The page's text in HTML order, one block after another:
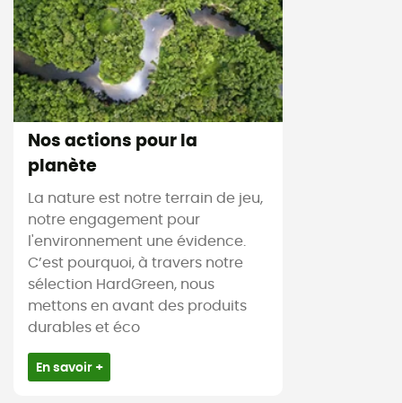
Nos actions pour la
planète
La nature est notre terrain de jeu,
notre engagement pour
l'environnement une évidence.
C’est pourquoi, à travers notre
sélection HardGreen, nous
mettons en avant des produits
durables et éco
En savoir +